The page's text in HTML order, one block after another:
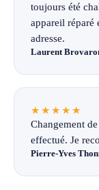
toujours été
appareil réparé
adresse.
Laurent
★★★★★
Changement
effectué. Je
Pierre-Yves